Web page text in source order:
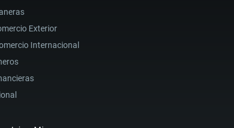
Exterior
Internacional